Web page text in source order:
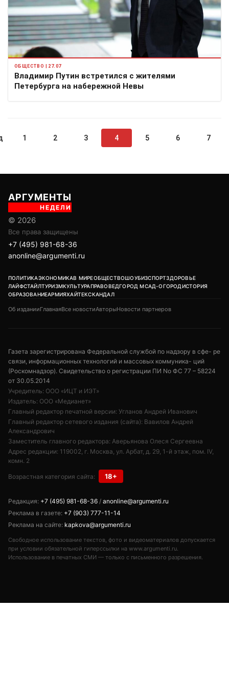
ОБЩЕСТВО | 27.07
Владимир Путин встретился с жителями
Петербурга на набережной Невы
1 2 3 4 5 6 7
АРГУМЕНТЫ
НЕДЕЛИ
© 2026
Все права защищены
+7 (495) 981-68-36
anonline@argumenti.ru
ПОЛИТИКАЭКОНОМИКАВ МИРЕОБЩЕСТВОШОУБИЗСПОРТЗДОРОВЬЕ
ЛАЙФСТАЙЛТУРИЗМКУЛЬТУРАПРАВОВЕДГОРОД МСАД-ОГОРОДИСТОРИЯ
ОБРАЗОВАНИЕАРМИЯХАЙТЕКСКАНДАЛ
Об изданииГлавнаяВсе новостиАвторыНовости партнеров
Газета зарегистрирована Федеральной службой по надзору в сфе- ре
связи, информационных технологий и массовых коммуника- ций
(Роскомнадзор). Свидетельство о регистрации ПИ No ФС 77 – 58224
от 30.05.2014
Учредитель: ООО «ИЦТ и ИЭТ»
Издатель: ООО «Медианет»
Главный редактор печатной версии: Угланов Андрей Иванович
Главный редактор сетевого издания (сайта): Вавилов Андрей
Александрович
Заместитель главного редактора: Аверьянова Олеся Сергеевна
Адрес редакции: 119002, г. Москва, ул. Арбат, д. 29, 1-й этаж, пом. IV,
комн. 2
Возрастная категория сайта: 18+
Редакция: +7 (495) 981-68-36 / anonline@argumenti.ru
Реклама в газете: +7 (903) 777-11-14
Реклама на сайте: kapkova@argumenti.ru
Свободное использование текстов, фото и видеоматериалов допускается
при условии обязательной гиперссылки на www.argumenti.ru.
Использование в печатных СМИ — только с письменного разрешения.